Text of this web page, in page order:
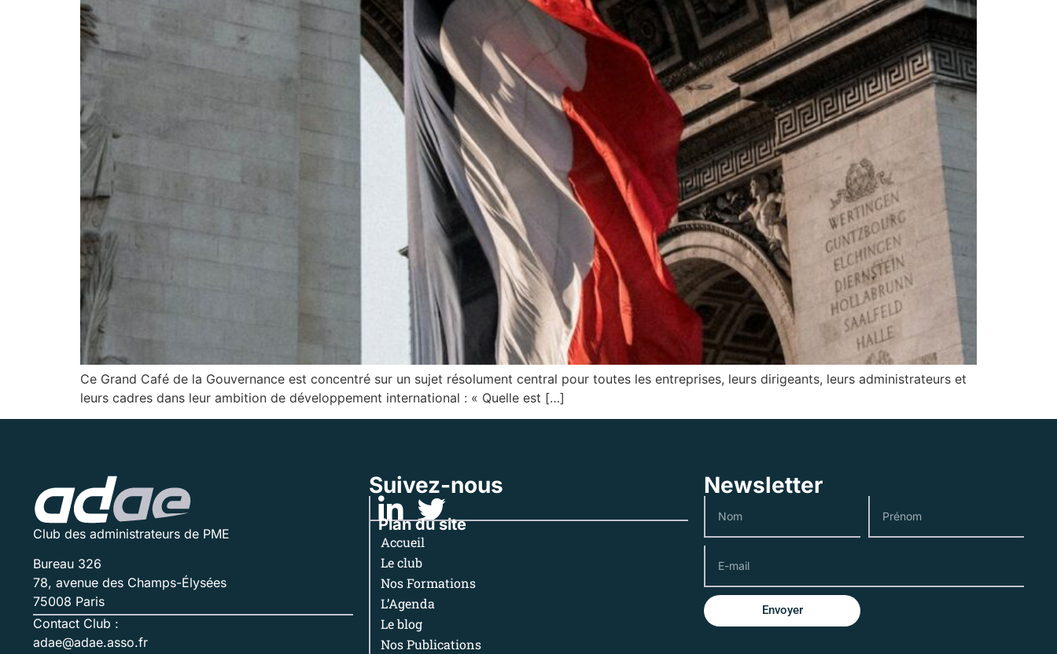
Ce Grand Café de la Gouvernance est concentré sur un sujet résolument central pour toutes les entreprises, leurs dirigeants, leurs administrateurs et
leurs cadres dans leur ambition de développement international : « Quelle est […]
Club des administrateurs de PME
Bureau 326
78, avenue des Champs-Élysées
75008 Paris
Contact Club :
adae@adae.asso.fr
Suivez-nous
Plan du site
Accueil
Le club
Nos Formations
L’Agenda
Le blog
Nos Publications
Newsletter
Envoyer